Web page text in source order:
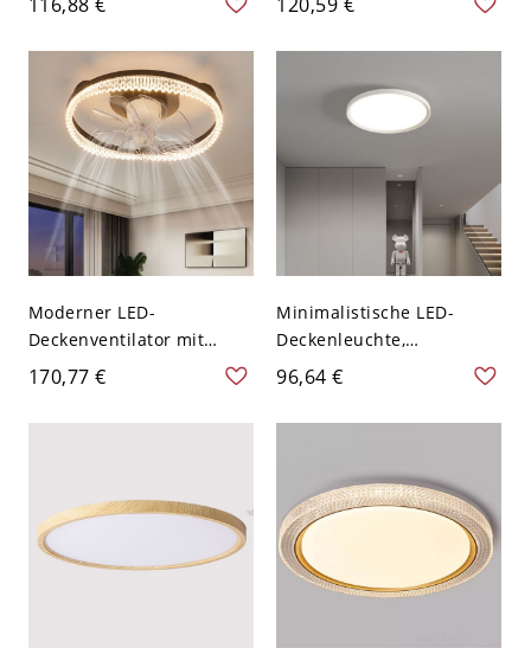
Hängelampe für
Kinderzimmer &
Wohnräume - 110V-120V
30,48 cm Weißlicht
Leuchte - 110V-120V
Schwarz Grau
Moderner LED-
Deckenventilator mit
Licht, flach montierter,
geschlossener Fandelier -
Schwarz 110V-120V Ring
170,77 €
Minimalistische LED-
Deckenleuchte,
ultraschlanke runde
Leuchte für Flur und
Küche - 110V-120V 9,1 Zoll
96,64 €